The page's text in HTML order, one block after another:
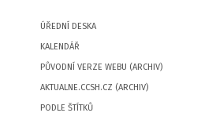
ÚŘEDNÍ DESKA
KALENDÁŘ
PŮVODNÍ VERZE WEBU (ARCHIV)
AKTUALNE.CCSH.CZ (ARCHIV)
PODLE ŠTÍTKŮ